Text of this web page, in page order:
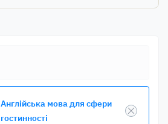
Англійська мова для сфери
гостинності